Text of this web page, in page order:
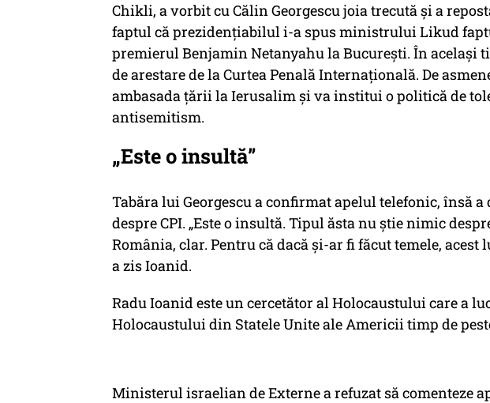
Chikli, a vorbit cu Călin Georgescu joia trecută și a
faptul că prezidențiabilul i-a spus ministrului Likud
premierul Benjamin Netanyahu la București. În același
de arestare de la Curtea Penală Internațională. De
ambasada țării la Ierusalim și va institui o politică de
antisemitism.
„Este o insultă”
Tabăra lui Georgescu a confirmat apelul telefonic, însă
despre CPI. „Este o insultă. Tipul ăsta nu știe nimic
România, clar. Pentru că dacă și-ar fi făcut temele,
a zis Ioanid.
Radu Ioanid este un cercetător al Holocaustului care a
Holocaustului din Statele Unite ale Americii timp de
Ministerul israelian de Externe a refuzat să comenteze